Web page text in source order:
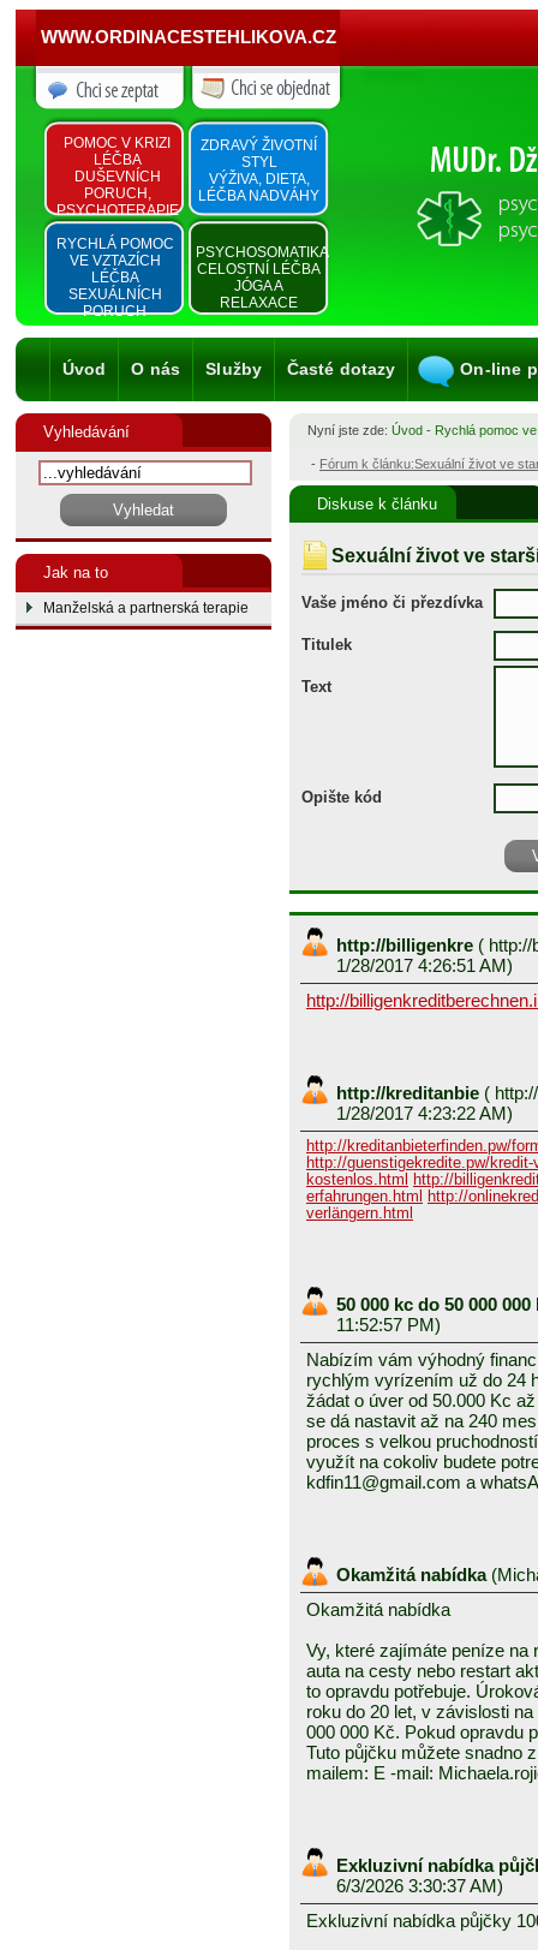
WWW.ORDINACESTEHLIKOVA.CZ
POMOC V KRIZI
LÉČBA
DUŠEVNÍCH
PORUCH,
PSYCHOTERAPIE
ZDRAVÝ ŽIVOTNÍ
STYL
VÝŽIVA, DIETA,
LÉČBA NADVÁHY
RYCHLÁ POMOC
VE VZTAZÍCH
LÉČBA
SEXUÁLNÍCH
PORUCH
PSYCHOSOMATIKA
CELOSTNÍ LÉČBA
JÓGA A
RELAXACE
Úvod O nás Služby Časté dotazy On-line
Vyhledávání
Jak na to
Manželská a partnerská terapie
Nyní jste zde: Úvod - Rychlá pomoc
- Fórum k článku:Sexuální život ve
Diskuse k článku
Sexuální život ve
Vaše jméno či přezdívka
Titulek
Text
Opište kód
http://billigenkre ( http://
1/28/2017 4:26:51 AM)
http://
http://kreditanbie (
1/28/2017 4:23:22 AM)
http://kreditanbieterfinden.pw/
http://guenstigekredite.pw/
kostenlos.html
http://
erfahrungen.html
http://
verlängern.html
50 000 kc do 50 000
11:52:57 PM)
Nabízím vám výhodný
rychlým vyrízením už do 24
žádat o úver od 50.000 Kc
se dá nastavit až na 240
proces s velkou
využít na cokoliv budete
kdfin11@gmail.com a
Okamžitá nabídka (
Okamžitá nabídka
Vy, které zajímáte peníze na
auta na cesty nebo restart
to opravdu potřebuje.
roku do 20 let, v závislosti
000 000 Kč. Pokud opravdu
Tuto půjčku můžete snadno
mailem: E -mail:
Exkluzivní nabídka
6/3/2026 3:30:37 AM)
Exkluzivní nabídka půjčky